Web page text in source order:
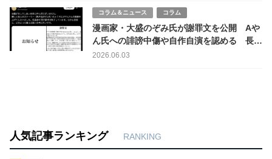
コラム＆ニュース コラム
漫画家・大盛のぞみ氏が謝罪文を公開 Aや
ん氏への誹謗中傷や自作自演を認める 長期
化した騒動は何を残したのか
2026.06.03
人気記事ランキング RANKING